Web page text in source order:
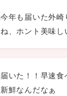
今年も届いた外
ね、ホント美味
届いた！！早速
新鮮なんだなぁ